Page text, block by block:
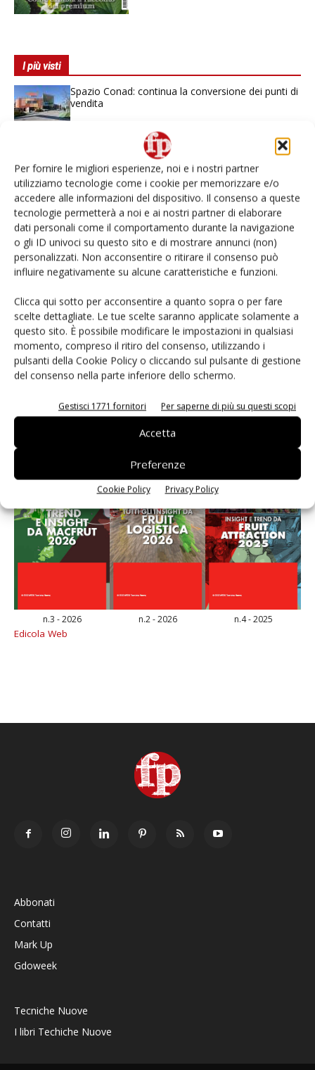
Per fornire le migliori esperienze, noi e i nostri partner
utilizziamo tecnologie come i cookie per memorizzare e/o
accedere alle informazioni del dispositivo. Il consenso a queste
tecnologie permetterà a noi e ai nostri partner di elaborare
dati personali come il comportamento durante la navigazione
o gli ID univoci su questo sito e di mostrare annunci (non)
personalizzati. Non acconsentire o ritirare il consenso può
influire negativamente su alcune caratteristiche e funzioni.
Clicca qui sotto per acconsentire a quanto sopra o per fare
scelte dettagliate. Le tue scelte saranno applicate solamente a
questo sito. È possibile modificare le impostazioni in qualsiasi
momento, compreso il ritiro del consenso, utilizzando i
pulsanti della Cookie Policy o cliccando sul pulsante di gestione
del consenso nella parte inferiore dello schermo.
Gestisci 1771 fornitori Per saperne di più su questi scopi
Accetta
Preferenze
Cookie Policy Privacy Policy
I più visti
Spazio Conad: continua la conversione dei punti di
vendita
L’ortofrutta di Extra Supermercati tra localismo e
Ai #Repartofresh
Non è una susina: è Metis… e può rivoluzionare la
categoria
Andamento prezzi ortofrutta in Italia al 27 luglio
2026
Leonardo Odorizzi: “Dobbiamo creare stupore nel
punto di vendita” #vocidellortofrutta
n.3 - 2026 n.2 - 2026 n.4 - 2025
Edicola Web
Abbonati
Contatti
Mark Up
Gdoweek
Tecniche Nuove
I libri Techiche Nuove